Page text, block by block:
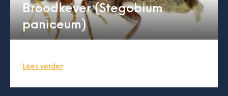
Broodkever (Stegobium
paniceum)
Lees verder